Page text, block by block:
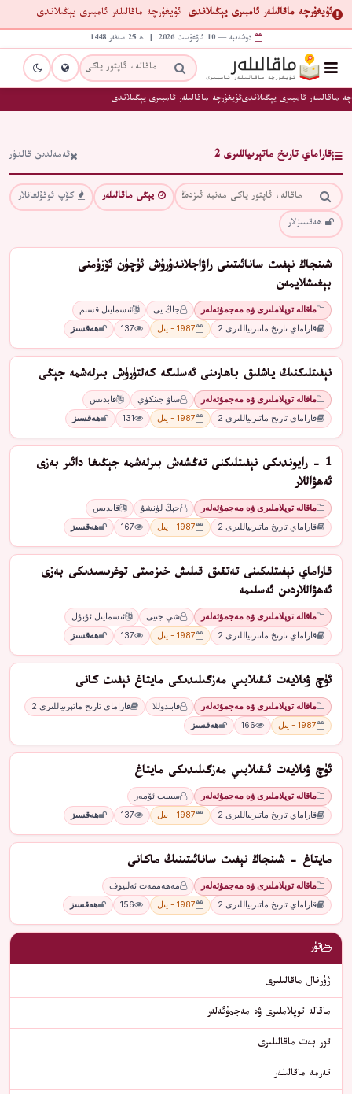
ئۇيغۇرچە ماقالىلەر ئامبىرى يېڭىلاندى ئۇيغۇرچە ماقالىلەر ئامبىرى يېڭىلاندى
دۈشەنبە — 10 ئاۋغۇست 2026 | ھ 25 سەفەر 1448
ماقالىلەر ئامبىرى يېڭىلاندىئۇيغۇرچە ماقالىلەر ئامبىرى يېڭىلاندى
قاراماي تارىخ ماتېرىياللىرى 2 ئەمەلدىن قالدۇر
يېڭى ماقالىلەر
كۆپ ئوقۇلغانلار
ھەقسىزلار
شىنجاڭ نېفىت سانائىتىنى راۋاجلاندۇرۇش ئۈچۈن ئۆزۈمنى
بېغىشلايمەن
ماقالە توپلاملىرى ۋە مەجمۇئەلەر جاڭ يى
ئىسمايىل قسىم
قاراماي تارىخ ماتېرىياللىرى 2
1987 - يىل 137 ھەقسىز
نېفىتلىكنىڭ ياشلىق باھارىنى ئەسلىگە كەلتۈرۈش بىرلەشمە جېڭى
ماقالە توپلاملىرى ۋە مەجمۇئەلەر ساۋ جىنكۈي
قابدىس
قاراماي تارىخ ماتېرىياللىرى 2
1987 - يىل 131 ھەقسىز
1 - رايوندىكى نېفىتلىكنى تەڭشەش بىرلەشمە جېڭىغا دائىر بەزى
ئەھۋاللار
ماقالە توپلاملىرى ۋە مەجمۇئەلەر جېڭ لۈنشۇ
قابدىس
قاراماي تارىخ ماتېرىياللىرى 2
1987 - يىل 167 ھەقسىز
قاراماي نېفىتلىكىنى تەتقىق قىلىش خىزمىتى توغرىسىدىكى بەزى
ئەھۋاللاردىن ئەسلىمە
ماقالە توپلاملىرى ۋە مەجمۇئەلەر شې جىيى
ئىسمايىل ئۇبۇل
قاراماي تارىخ ماتېرىياللىرى 2
1987 - يىل 137 ھەقسىز
ئۈچ ۋىلايەت ئىقىلابىي مەزگىلىدىكى مايتاغ نېفىت كانى
ماقالە توپلاملىرى ۋە مەجمۇئەلەر قابىدوللا
قاراماي تارىخ ماتېرىياللىرى 2
1987 - يىل
166 ھەقسىز
ئۈچ ۋىلايەت ئىقىلابىي مەزگىلىدىكى مايتاغ
ماقالە توپلاملىرى ۋە مەجمۇئەلەر
سىيىت ئۆمەر
قاراماي تارىخ ماتېرىياللىرى 2
1987 - يىل 137 ھەقسىز
مايتاغ - شىنجاڭ نېفىت سانائىتىنىڭ ماكانى
ماقالە توپلاملىرى ۋە مەجمۇئەلەر
مەھەممەت ئەلىيوف
قاراماي تارىخ ماتېرىياللىرى 2
1987 - يىل 156 ھەقسىز
تۈر
ژۇرنال ماقالىلىرى
ماقالە توپلاملىرى ۋە مەجمۇئەلەر
تور بەت ماقالىلىرى
تەرمە ماقالىلەر